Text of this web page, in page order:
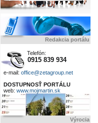
Redakcia portálu
Telefón:
0915 839 934
e-mail: office@zetagroup.net
DOSTUPNOSŤ PORTÁLU
web: www.mojmartin.sk
Výrocia